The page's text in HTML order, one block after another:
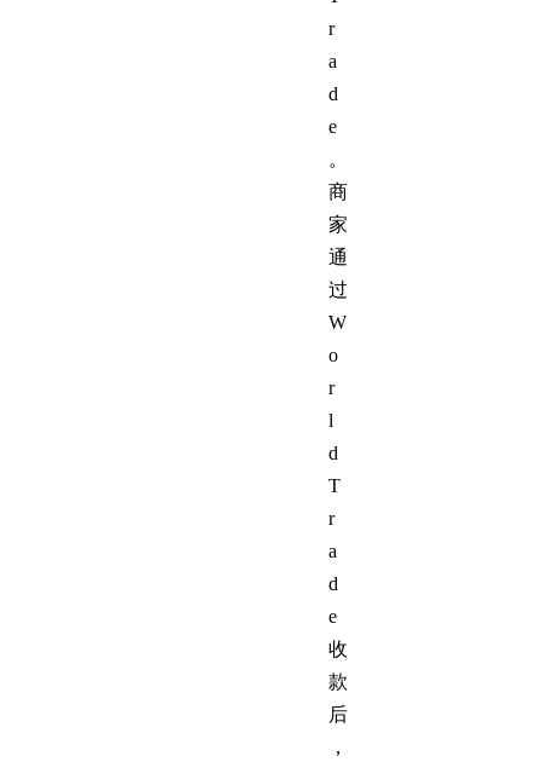
r
a
d
e
。
商
家
通
过
W
o
r
l
d
T
r
a
d
e
收
款
后
，